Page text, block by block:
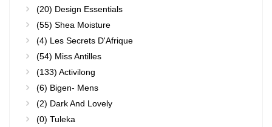
(20) Design Essentials
(55) Shea Moisture
(4) Les Secrets D'Afrique
(54) Miss Antilles
(133) Activilong
(6) Bigen- Mens
(2) Dark And Lovely
(0) Tuleka